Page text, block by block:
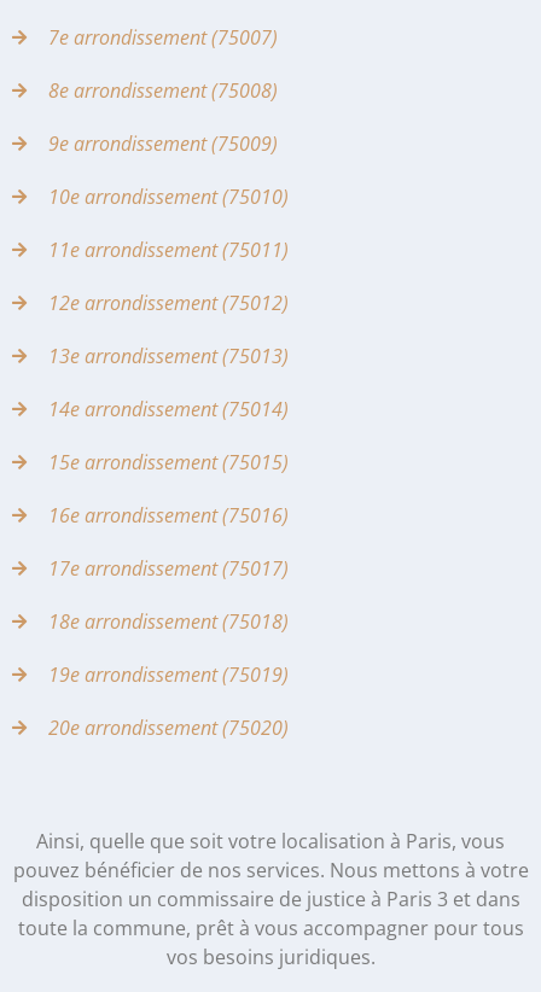
7e arrondissement (75007)
8e arrondissement (75008)
9e arrondissement (75009)
10e arrondissement (75010)
11e arrondissement (75011)
12e arrondissement (75012)
13e arrondissement (75013)
14e arrondissement (75014)
15e arrondissement (75015)
16e arrondissement (75016)
17e arrondissement (75017)
18e arrondissement (75018)
19e arrondissement (75019)
20e arrondissement (75020)
Ainsi, quelle que soit votre localisation à Paris, vous
pouvez bénéficier de nos services. Nous mettons à votre
disposition un commissaire de justice à Paris 3 et dans
toute la commune, prêt à vous accompagner pour tous
vos besoins juridiques.